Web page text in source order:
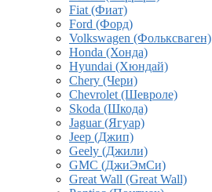
Fiat (Фиат)
Ford (Форд)
Volkswagen (Фольксваген)
Honda (Хонда)
Hyundai (Хюндай)
Chery (Чери)
Chevrolet (Шевроле)
Skoda (Шкода)
Jaguar (Ягуар)
Jeep (Джип)
Geely (Джили)
GMC (ДжиЭмСи)
Great Wall (Great Wall)